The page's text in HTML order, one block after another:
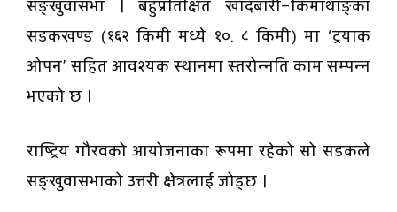
सङ्खुवासभा । बहुप्रतिक्षित खाँदबारी–किमाथाङ्का
सडकखण्ड (१६२ किमी मध्ये १०. ८ किमी) मा ‘ट्रयाक
ओपन’ सहित आवश्यक स्थानमा स्तरोन्नति काम सम्पन्न
भएको छ ।
राष्ट्रिय गौरवको आयोजनाका रूपमा रहेको सो सडकले
सङ्खुवासभाको उत्तरी क्षेत्रलाई जोड्छ ।